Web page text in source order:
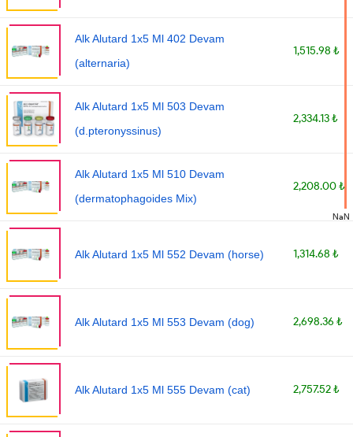
Alk Alutard 1x5 Ml 402 Devam
(alternaria)
1,515.98 ₺
Alk Alutard 1x5 Ml 503 Devam
(d.pteronyssinus)
2,334.13 ₺
Alk Alutard 1x5 Ml 510 Devam
(dermatophagoides Mix)
2,208.00 ₺
Alk Alutard 1x5 Ml 552 Devam (horse) 1,314.68 ₺
Alk Alutard 1x5 Ml 553 Devam (dog) 2,698.36 ₺
Alk Alutard 1x5 Ml 555 Devam (cat) 2,757.52 ₺
NaN